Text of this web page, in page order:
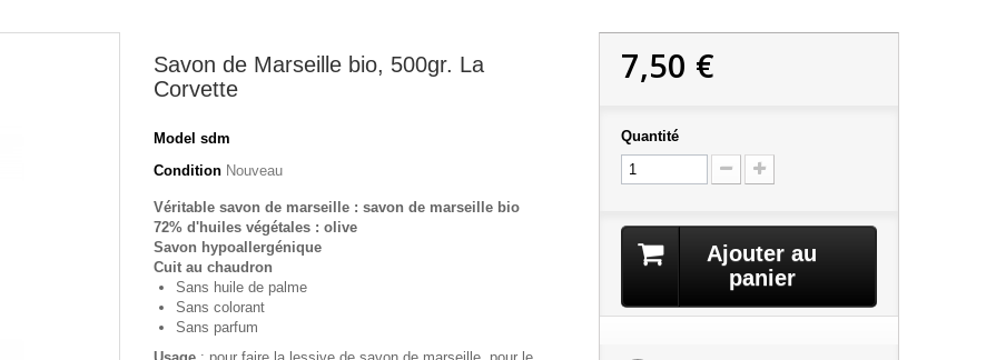
Savon de Marseille bio, 500gr. La
Corvette
Model sdm
Condition Nouveau
Véritable savon de marseille : savon de marseille bio
72% d'huiles végétales : olive
Savon hypoallergénique
Cuit au chaudron
Sans huile de palme
Sans colorant
Sans parfum
7,50 €
Quantité
Ajouter au
panier